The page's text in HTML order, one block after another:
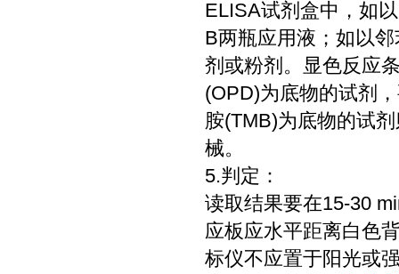
ELISA试剂盒中，如
B两瓶应用液；如以
剂或粉剂。显色反应
(OPD)为底物的试剂
胺(TMB)为底物的试
械。
5.判定：
读取结果要在15-30
应板应水平距离白色
标仪不应置于阳光或